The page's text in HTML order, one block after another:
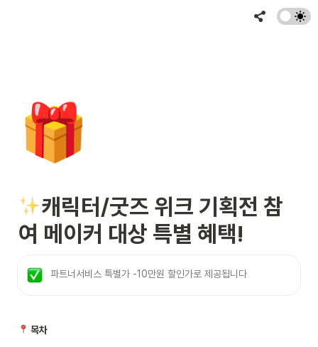
🎁
캐릭터/굿즈 위크 기획전 참
여 메이커 대상 특별 혜택!
파트너서비스 특별가 -10만원 할인가로 제공됩니다
목차